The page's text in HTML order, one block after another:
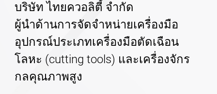
บริษัท ไทยควอลิตี้ จำกัด
ผู้นำด้านการจัดจำหน่ายเครื่องมือ
อุปกรณ์ประเภทเครื่องมือตัดเฉือน
โลหะ (cutting tools) และเครื่องจักร
กลคุณภาพสูง